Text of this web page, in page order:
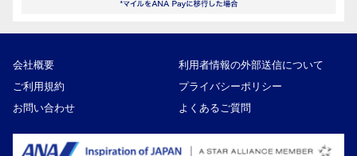
会社概要
利用者情報の外部送信について
ご利用規約
プライバシーポリシー
お問い合わせ
よくあるご質問